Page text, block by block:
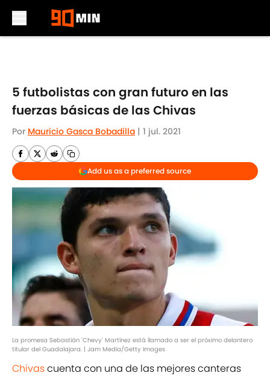
5 futbolistas con gran futuro en las
fuerzas básicas de las Chivas
Por Mauricio Gasca Bobadilla | 1 jul. 2021
Add us as a preferred source
La promesa Sebastián 'Chevy' Martínez está llamado a ser el próximo delantero
titular del Guadalajara. | Jam Media/Getty Images
Chivascuenta con una de las mejores canteras